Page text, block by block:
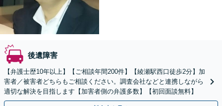
後遺障害
【弁護士歴10年以上】【ご相談年間200件】【綾瀬駅西口徒歩2分】加
害者／被害者どちらもご相談ください。調査会社などと連携しながら
適切な解決を目指します【加害者側の弁護多数】【初回面談無料】